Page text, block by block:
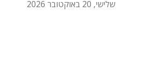
שלישי, 20 באוקטובר 2026